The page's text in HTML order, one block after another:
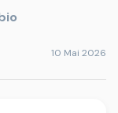
10 Mai 2026